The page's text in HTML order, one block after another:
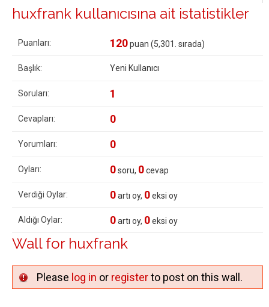
huxfrank kullanıcısına ait istatistikler
Puanları: 120puan (5,301 . sırada)
Başlık: Yeni Kullanıcı
Soruları: 1
Cevapları: 0
Yorumları: 0
Oyları: 0soru, 0cevap
Verdiği Oylar: 0artı oy, 0eksi oy
Aldığı Oylar: 0artı oy, 0eksi oy
Wall for huxfrank
Please log in or registerto post on this wall.